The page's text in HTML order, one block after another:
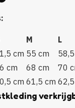
:
M L
cm 55 cm
cm 68 cm 70
cm 61,5 cm